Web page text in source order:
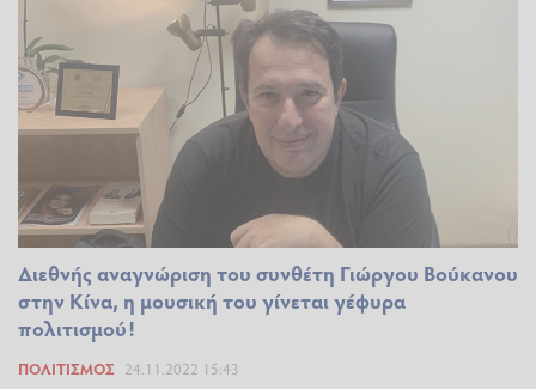
Διεθνής αναγνώριση του συνθέτη Γιώργου Βούκανου
στην Κίνα, η μουσική του γίνεται γέφυρα
πολιτισμού!
ΠΟΛΙΤΙΣΜΌΣ 24.11.2022 15:43